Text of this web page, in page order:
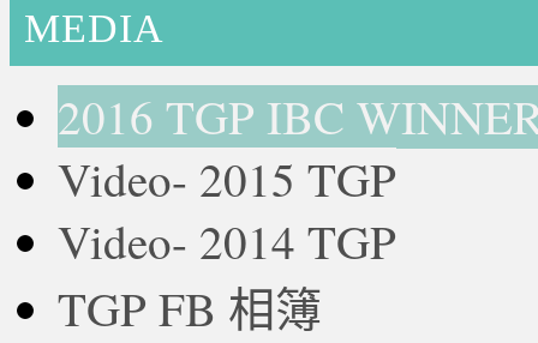
MEDIA
2016 TGP IBC
Video- 2015 TGP
Video- 2014 TGP
TGP FB 相簿